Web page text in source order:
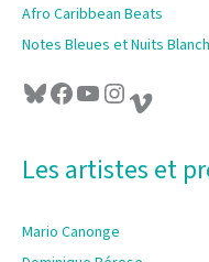
Afro Caribbean Beats
Notes Bleues et Nuits
Bluesky Facebook YouTube InstagramVimeo
Les artistes et
Mario Canonge